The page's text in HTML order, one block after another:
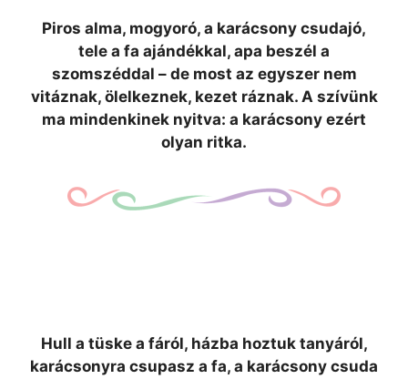
Piros alma, mogyoró, a karácsony csudajó,
tele a fa ajándékkal, apa beszél a
szomszéddal – de most az egyszer nem
vitáznak, ölelkeznek, kezet ráznak. A szívünk
ma mindenkinek nyitva: a karácsony ezért
olyan ritka.
Hull a tüske a fáról, házba hoztuk tanyáról,
karácsonyra csupasz a fa, a karácsony csuda